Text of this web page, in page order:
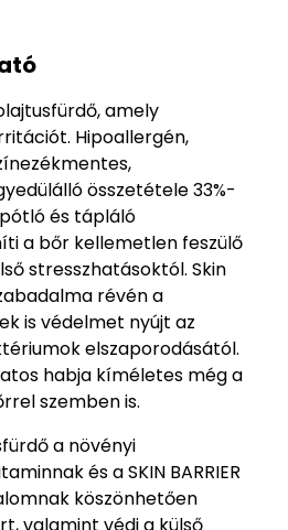
amely
Hipoallergén,
összetétele 33%-
és tápláló
a bőr kellemetlen feszülő
stresszhatásoktól. Skin
révén a
is védelmet nyújt az
elszaporodásától.
habja kíméletes még a
szemben is.
a növényi
és a SKIN BARRIER
köszönhetően